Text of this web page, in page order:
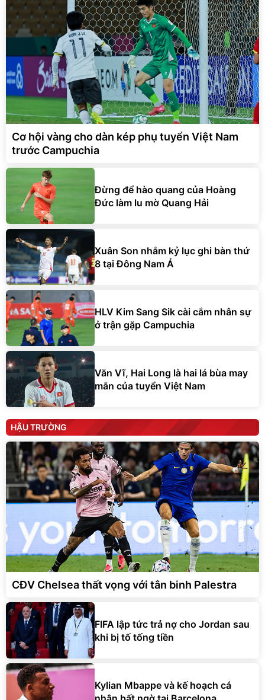
Cơ hội vàng cho dàn kép phụ tuyển Việt Nam
trước Campuchia
Đừng để hào quang của Hoàng
Đức làm lu mờ Quang Hải
Xuân Son nhắm kỷ lục ghi bàn thứ
8 tại Đông Nam Á
HLV Kim Sang Sik cài cắm nhân sự
ở trận gặp Campuchia
Văn Vĩ, Hai Long là hai lá bùa may
mắn của tuyển Việt Nam
HẬU TRƯỜNG
CĐV Chelsea thất vọng với tân binh Palestra
FIFA lập tức trả nợ cho Jordan sau
khi bị tố tống tiền
Kylian Mbappe và kế hoạch cá